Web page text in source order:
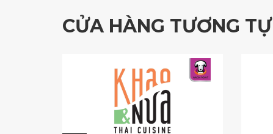
CỬA HÀNG TƯƠNG TỰ